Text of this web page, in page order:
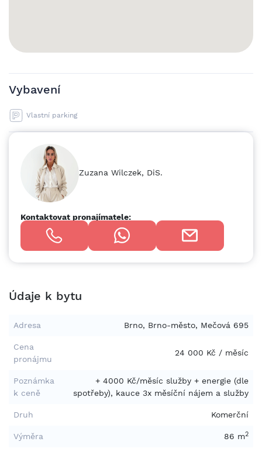
Vybavení
Vlastní parking
Zuzana Wilczek, DiS.
Kontaktovat pronajímatele:
Údaje k bytu
Adresa Brno, Brno-město, Mečová 695
Cena
pronájmu
24 000 Kč / měsíc
Poznámka
k ceně
+ 4000 Kč/měsíc služby + energie (dle
spotřeby), kauce 3x měsíční nájem a služby
Druh Komerční
Výměra 86 m2